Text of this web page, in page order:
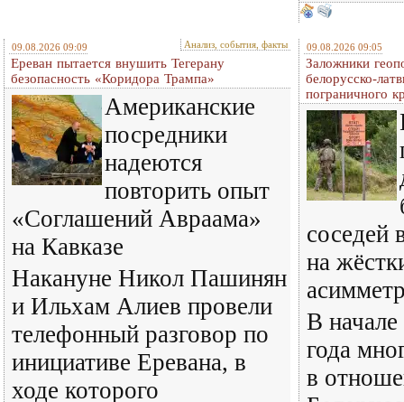
09.08.2026 09:09 Анализ, события, факты
Ереван пытается внушить Тегерану
безопасность «Коридора Трампа»
Американские
посредники
надеются
повторить опыт
«Соглашений Авраама»
на Кавказе
Накануне Никол Пашинян
и Ильхам Алиев провели
телефонный разговор по
инициативе Еревана, в
ходе которого
09.08.2026 09:05
Заложники
белорусско-
пограничного
соседей
на
В начале
года
в